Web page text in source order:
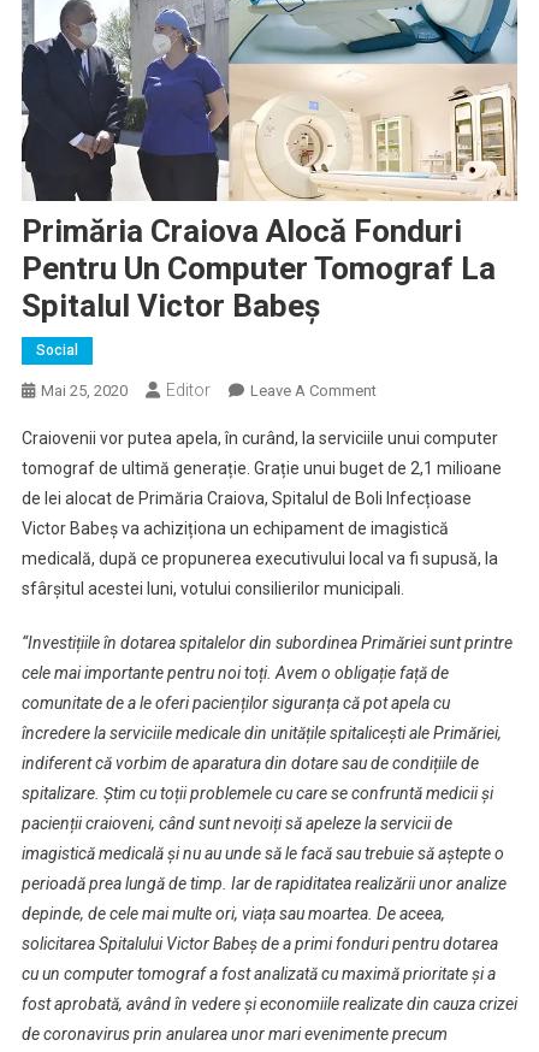
Primăria Craiova Alocă Fonduri
Pentru Un Computer Tomograf La
Spitalul Victor Babeș
Social
Mai 25, 2020 Editor Leave A CommentOn
Craiova
Alocă
Fonduri
Pentru
Un
Computer
La
Spitalul
Victor
Craiovenii vor putea apela, în curând, la serviciile unui computer
tomograf de ultimă generație. Grație unui buget de 2,1 milioane
de lei alocat de Primăria Craiova, Spitalul de Boli Infecțioase
Victor Babeș va achiziționa un echipament de imagistică
medicală, după ce propunerea executivului local va fi supusă, la
sfârșitul acestei luni, votului consilierilor municipali.
“Investițiile în dotarea spitalelor din subordinea Primăriei sunt printre
cele mai importante pentru noi toți. Avem o obligație față de
comunitate de a le oferi pacienților siguranța că pot apela cu
încredere la serviciile medicale din unitățile spitalicești ale Primăriei,
indiferent că vorbim de aparatura din dotare sau de condițiile de
spitalizare. Știm cu toții problemele cu care se confruntă medicii și
pacienții craioveni, când sunt nevoiți să apeleze la servicii de
imagistică medicală și nu au unde să le facă sau trebuie să aștepte o
perioadă prea lungă de timp. Iar de rapiditatea realizării unor analize
depinde, de cele mai multe ori, viața sau moartea. De aceea,
solicitarea Spitalului Victor Babeș de a primi fonduri pentru dotarea
cu un computer tomograf a fost analizată cu maximă prioritate și a
fost aprobată, având în vedere și economiile realizate din cauza crizei
de coronavirus prin anularea unor mari evenimente precum